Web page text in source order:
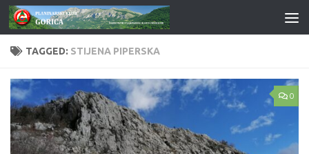
Skip to content
TAGGED: STIJENA PIPERSKA
0